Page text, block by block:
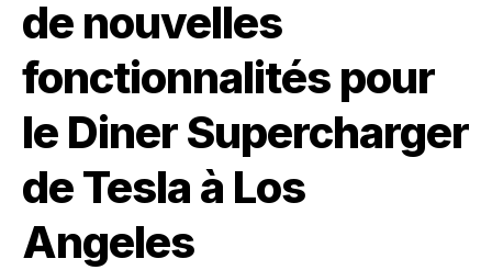
de nouvelles
fonctionnalités pour
le Diner Supercharger
de Tesla à Los
Angeles